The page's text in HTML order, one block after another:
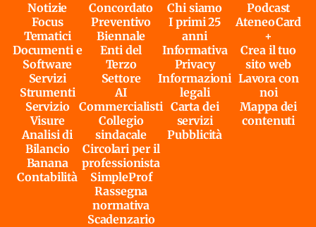
Notizie
Focus
Tematici
Documenti e
Software
Servizi
Strumenti
Servizio
Visure
Analisi di
Bilancio
Banana
Contabilità
Concordato
Preventivo
Biennale
Enti del
Terzo
Settore
AI
Commercialisti
Collegio
sindacale
Circolari per il
professionista
SimpleProf
Rassegna
normativa
Scadenzario
Chi siamo
I primi 25
anni
Informativa
Privacy
Informazioni
legali
Carta dei
servizi
Pubblicità
Podcast
AteneoCard
+
Crea il tuo
sito web
Lavora con
noi
Mappa dei
contenuti